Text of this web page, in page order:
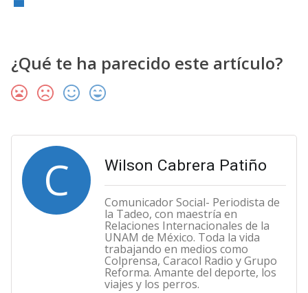
¿Qué te ha parecido este artículo?
C Wilson Cabrera Patiño
Comunicador Social- Periodista de
la Tadeo, con maestría en
Relaciones Internacionales de la
UNAM de México. Toda la vida
trabajando en medios como
Colprensa, Caracol Radio y Grupo
Reforma. Amante del deporte, los
viajes y los perros.